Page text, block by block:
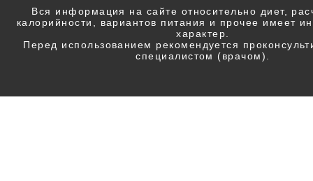
Вся информация на сайте относительно диет,
калорийности, вариантов питания и прочее имеет
характер.
Перед использованием рекомендуется
специалистом (врачом).